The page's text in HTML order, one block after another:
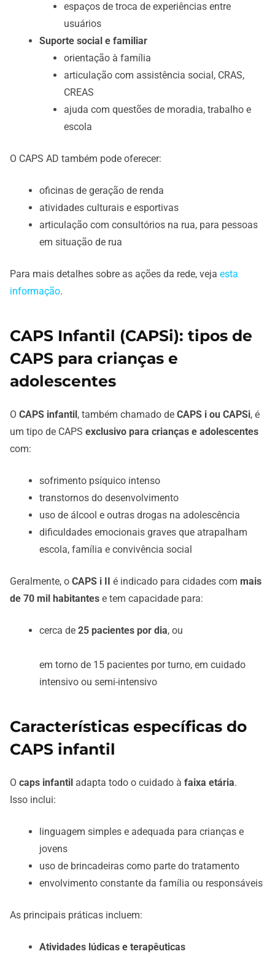
espaços de troca de experiências entre
usuários
Suporte social e familiar
orientação à família
articulação com assistência social, CRAS,
CREAS
ajuda com questões de moradia, trabalho e
escola
O CAPS AD também pode oferecer:
oficinas de geração de renda
atividades culturais e esportivas
articulação com consultórios na rua, para pessoas
em situação de rua
Para mais detalhes sobre as ações da rede, veja esta
informação.
CAPS Infantil (CAPSi): tipos de
CAPS para crianças e
adolescentes
O CAPS infantil, também chamado de CAPS i ou CAPSi, é
um tipo de CAPS exclusivo para crianças e adolescentes
com:
sofrimento psíquico intenso
transtornos do desenvolvimento
uso de álcool e outras drogas na adolescência
dificuldades emocionais graves que atrapalham
escola, família e convivência social
Geralmente, o CAPS i II é indicado para cidades com mais
de 70 mil habitantes e tem capacidade para:
cerca de 25 pacientes por dia, ou
em torno de 15 pacientes por turno, em cuidado
intensivo ou semi-intensivo
Características específicas do
CAPS infantil
O caps infantil adapta todo o cuidado à faixa etária.
Isso inclui:
linguagem simples e adequada para crianças e
jovens
uso de brincadeiras como parte do tratamento
envolvimento constante da família ou responsáveis
As principais práticas incluem:
Atividades lúdicas e terapêuticas